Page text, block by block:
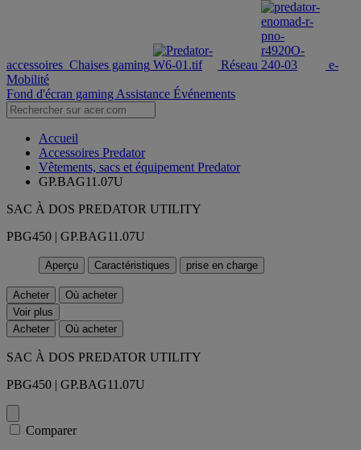
accessoires Chaises gaming Réseau
e-
Mobilité
Fond d'écran gaming Assistance Événements
Accueil
Accessoires Predator
Vêtements, sacs et équipement Predator
GP.BAG11.07U
SAC À DOS PREDATOR UTILITY
PBG450 | GP.BAG11.07U
Aperçu Caractéristiques prise en charge
Acheter
Où acheter
Voir plus
Acheter
Où acheter
SAC À DOS PREDATOR UTILITY
PBG450 | GP.BAG11.07U
Comparer